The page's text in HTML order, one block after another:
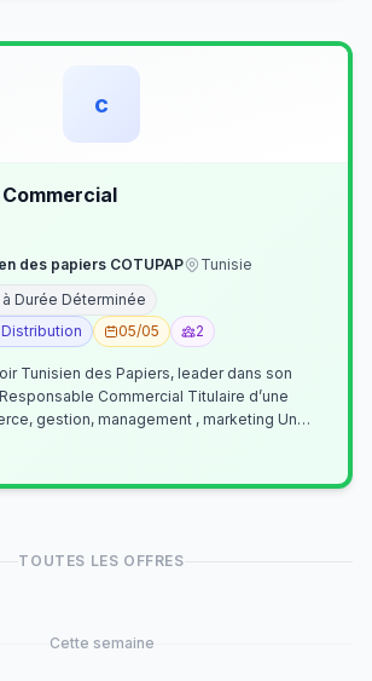
c
des papiers COTUPAP
Tunisie
Durée Déterminée
05/05 2
Tunisien des Papiers, leader dans son
gestion, management , marketing Un
TOUTES LES OFFRES
Cette semaine